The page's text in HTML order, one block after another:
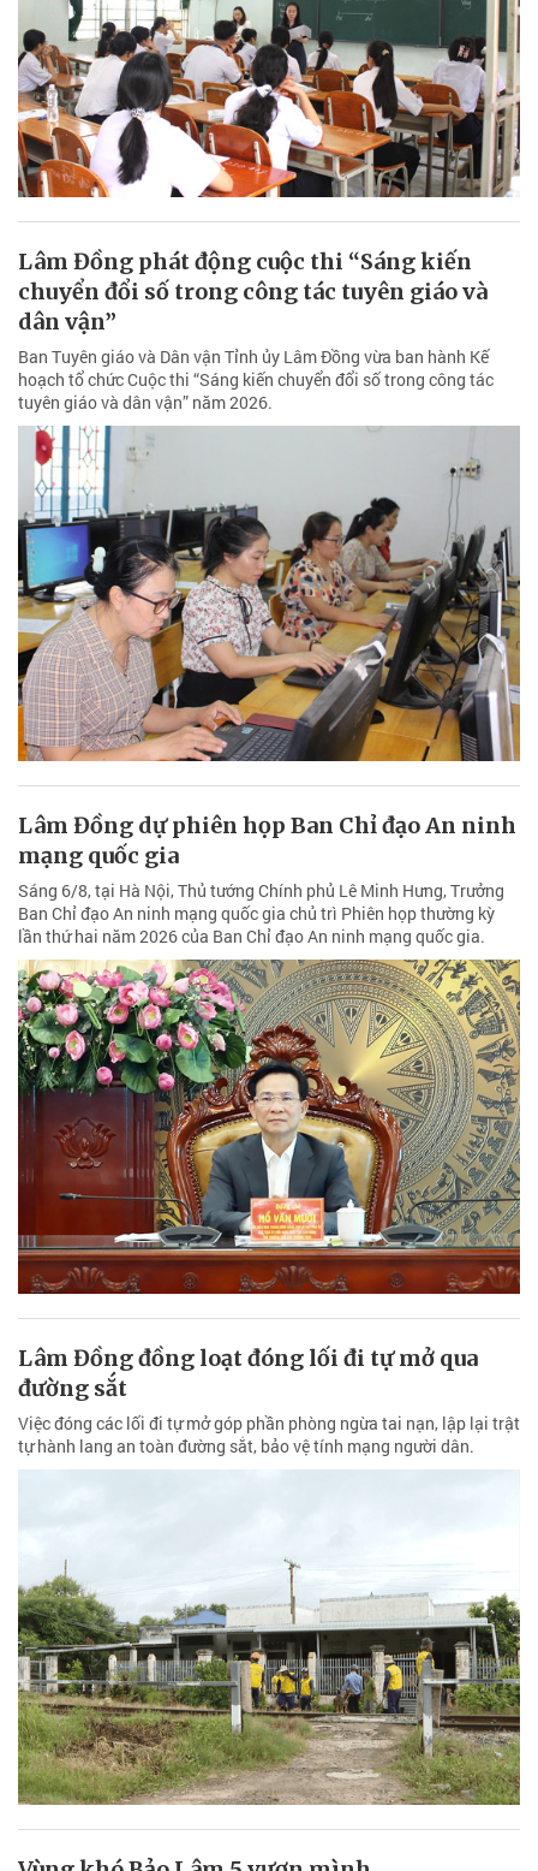
Lâm Đồng phát động cuộc thi “Sáng kiến
chuyển đổi số trong công tác tuyên giáo và
dân vận”
Ban Tuyên giáo và Dân vận Tỉnh ủy Lâm Đồng vừa ban hành Kế
hoạch tổ chức Cuộc thi “Sáng kiến chuyển đổi số trong công tác
tuyên giáo và dân vận” năm 2026.
Lâm Đồng dự phiên họp Ban Chỉ đạo An ninh
mạng quốc gia
Sáng 6/8, tại Hà Nội, Thủ tướng Chính phủ Lê Minh Hưng, Trưởng
Ban Chỉ đạo An ninh mạng quốc gia chủ trì Phiên họp thường kỳ
lần thứ hai năm 2026 của Ban Chỉ đạo An ninh mạng quốc gia.
Lâm Đồng đồng loạt đóng lối đi tự mở qua
đường sắt
Việc đóng các lối đi tự mở góp phần phòng ngừa tai nạn, lập lại trật
tự hành lang an toàn đường sắt, bảo vệ tính mạng người dân.